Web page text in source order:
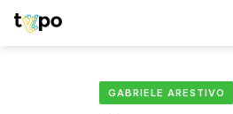
GABRIELE ARESTIVO